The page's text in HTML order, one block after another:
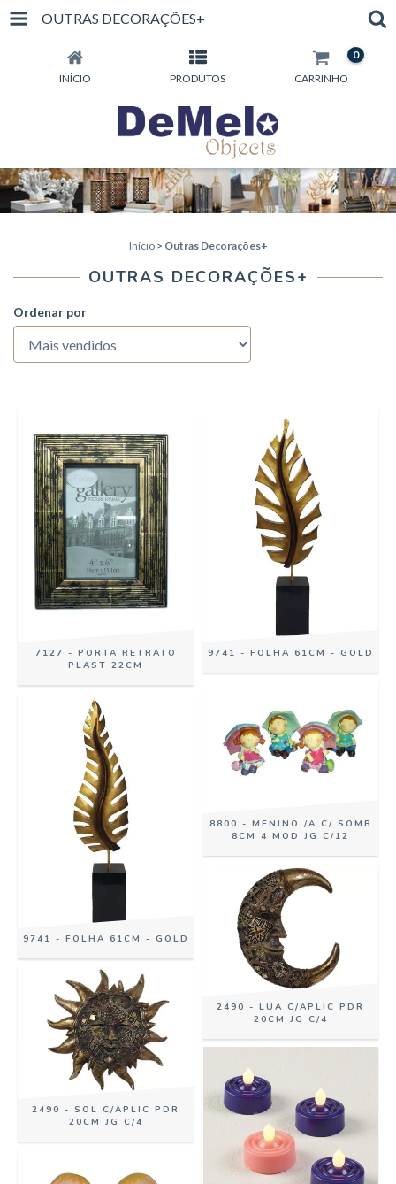
OUTRAS DECORAÇÕES+
INÍCIO PRODUTOS CARRINHO
0
Início > Outras Decorações+
OUTRAS DECORAÇÕES+
Ordenar por
7127 - PORTA RETRATO
PLAST 22CM
9741 - FOLHA 61CM - GOLD
9741 - FOLHA 61CM - GOLD
8800 - MENINO /A C/ SOMB
8CM 4 MOD JG C/12
2490 - SOL C/APLIC PDR
20CM JG C/4
2490 - LUA C/APLIC PDR
20CM JG C/4